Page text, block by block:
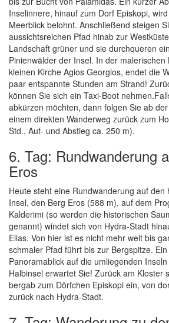
Inselinnere, hinauf zum Dorf Episkopi,
Meerblick belohnt. Anschließend steigen
aussichtsreichen Pfad hinab zur
Landschaft grüner und sie durchqueren
Pinienwälder der Insel. In der
kleinen Kirche Agios Georgios, endet die
paar entspannte Stunden am Strand!
können Sie sich ein Taxi-Boot
abkürzen möchten, dann folgen Sie ab
einem direkten Wanderweg zurück zum
Std., Auf- und Abstieg ca. 250 m).
6. Tag: Rundwanderung
Eros
Heute steht eine Rundwanderung auf den
Insel, den Berg Eros (588 m), auf dem
Kalderimi (so werden die historischen
genannt) windet sich von Hydra-Stadt
Elias. Von hier ist es nicht mehr weit bis
schmaler Pfad führt bis zur Bergspitze.
Panoramablick auf die umliegenden
Halbinsel erwartet Sie! Zurück am Kloster
bergab zum Dörfchen Episkopi ein, von
zurück nach Hydra-Stadt.